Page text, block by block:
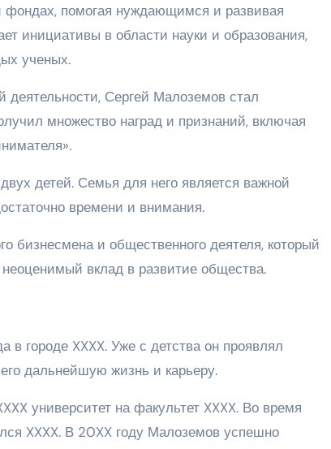
фондах, помогая нуждающимся и развивая
инициативы в области науки и образования,
ученых.
Сергей Малоземов стал
множество наград и признаний, включая
детей. Семья для него является важной
времени и внимания.
и общественного деятеля, который
вклад в развитие общества.
городе XXXX. Уже с детства он проявлял
дальнейшую жизнь и карьеру.
университет на факультет XXXX. Во время
XXXX. В 20XX году Малоземов успешно